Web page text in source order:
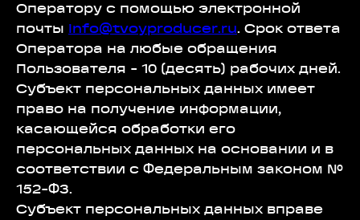
Оператору с помощью электронной
почты info@tvoyproducer.ru. Срок ответа
Оператора на любые обращения
Пользователя - 10 (десять) рабочих дней.
Субъект персональных данных имеет
право на получение информации,
касающейся обработки его
персональных данных на основании и в
соответствии с Федеральным законом №
152-ФЗ.
Субъект персональных данных вправе